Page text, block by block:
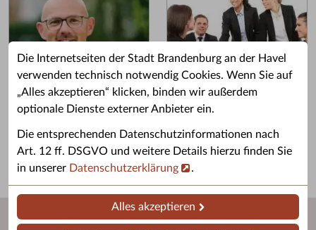
Die Internetseiten der Stadt Brandenburg an der Havel
verwenden technisch notwendig Cookies. Wenn Sie auf
„Alles akzeptieren“ klicken, binden wir außerdem
optionale Dienste externer Anbieter ein.
Die entsprechenden Datenschutzinformationen nach
Art. 12 ff. DSGVO und weitere Details hierzu finden Sie
in unserer Datenschutzerklärung .
Alles akzeptieren
Grußwort des OB